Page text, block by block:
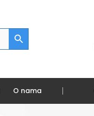
O nama